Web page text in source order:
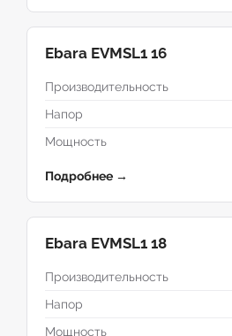
Ebara EVMSL1 16
Производительность
Напор
Мощность
Подробнее →
Ebara EVMSL1 18
Производительность
Напор
Мощность